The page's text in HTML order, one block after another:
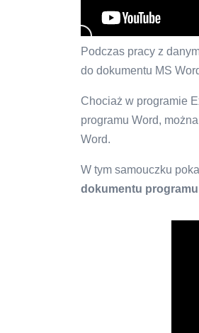
Podczas pracy z
do dokumentu MS
Chociaż w programie
programu Word,
Word.
W tym samouczku
dokumentu programu